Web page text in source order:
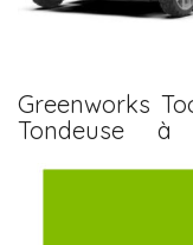
Greenworks
Tondeuse